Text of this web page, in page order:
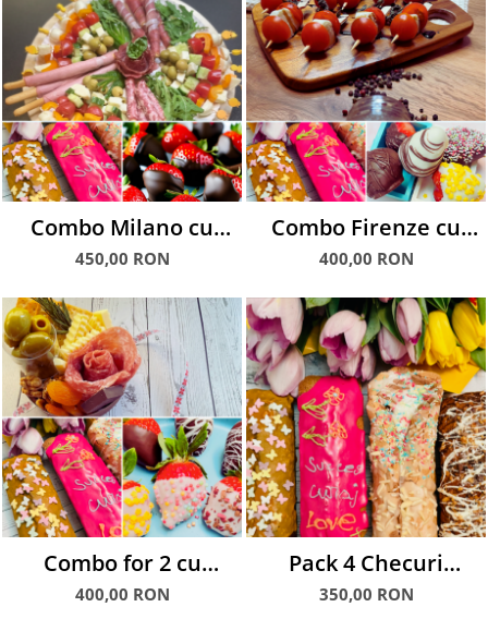
Combo Milano cu
Checuri și Căpșuni
450,00 RON
Combo Firenze cu
Mozzarella, Checuri &
400,00 RON
Combo for 2 cu
Charcuterie Snack,
400,00 RON
Pack 4 Checuri
Artizanale cu 5 fire
350,00 RON